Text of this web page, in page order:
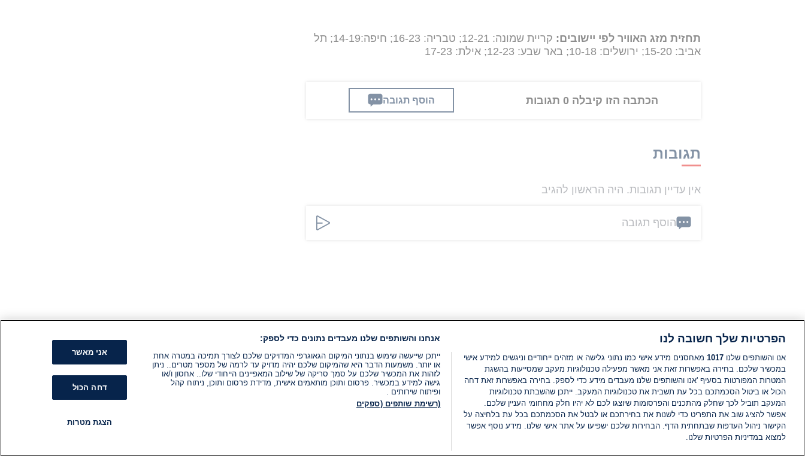
תחזית מזג האוויר לפי יישובים:
קריית שמונה: 12-21; טבריה: 16-23; חיפה:14-19; תל
אביב: 15-20; ירושלים: 10-18; באר שבע: 12-23; אילת: 17-23
הכתבה הזו קיבלה 0 תגובות הוסף תגובה
תגובות
אין עדיין תגובות. היה הראשון להגיב
הוסף תגובה
הפרטיות שלך חשובה לנו
אנו והשותפים שלנו 1017 מאחסנים מידע אישי כמו נתוני גלישה או מזהים ייחודיים וניגשים למידע אישי
במכשיר שלכם. בחירה באפשרות זאת אני מאשר מפעילה טכנולוגיות מעקב שמסייעות בהשגת
המטרות המפורטות בסעיף 'אנו והשותפים שלנו מעבדים מידע כדי לספק. בחירה באפשרות זאת דחה
הכול או ביטול הסכמתכם בכל עת תשבית את טכנולוגיות המעקב. ייתכן שהשבתת טכנולוגיות
המעקב תוביל לכך שחלק מהתכנים והפרסומות שיוצגו לכם לא יהיו חלק מחחומי העניין שלכם.
אפשר להציג שוב את התפריט כדי לשנות את בחירתכם או לבטל את הסכמתכם בכל עת בלחיצה על
הקישור ניהול העדפות שבתחתית הדף. הבחירות שלכם ישפיעו על אתר אישי שלנו. מידע נוסף אפשר
למצוא במדיניות הפרטיות שלנו.
אנחנו והשותפים שלנו מעבדים נתונים כדי לספק:
ייתכן שייעשה שימוש בנתוני המיקום הגאוגרפי המדויקים שלכם לצורך תמיכה במטרה אחת
או יותר. משמעות הדבר היא שהמיקום שלכם יהיה מדויק עד לרמה של מספר מטרים.. ניתן
לזהות את המכשיר שלכם על סמך סריקה של שילוב המאפיינים הייחודי שלו.. אחסון ו/או
גישה למידע במכשיר. פרסום ותוכן מותאמים אישית, מדידת פרסום ותוכן, ניתוח קהל
ופיתוח שירותים .
(רשימת שותפים (ספקים
אני מאשר
דחה הכול
הצגת מטרות